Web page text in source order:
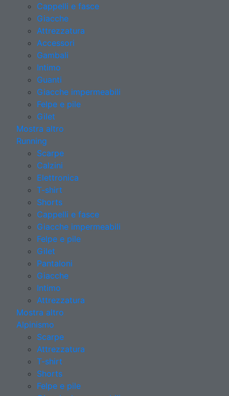
Cappelli e fasce
Giacche
Attrezzatura
Accessori
Gambali
Intimo
Guanti
Giacche impermeabili
Felpe e pile
Gilet
Mostra altro
Running
Scarpe
Calzini
Elettronica
T-shirt
Shorts
Cappelli e fasce
Giacche impermeabili
Felpe e pile
Gilet
Pantaloni
Giacche
Intimo
Attrezzatura
Mostra altro
Alpinismo
Scarpe
Attrezzatura
T-shirt
Shorts
Felpe e pile